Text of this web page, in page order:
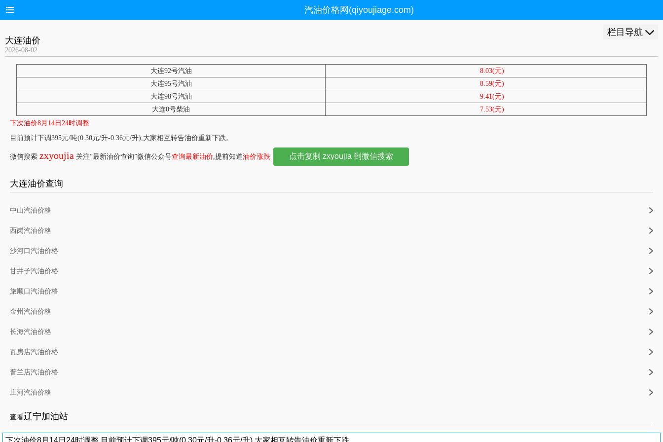
汽油价格网(qiyoujiage.com)
栏目导航
大连油价
2026-08-02
大连92号汽油
8.03(元)
大连95号汽油
8.59(元)
大连98号汽油
9.41(元)
大连0号柴油
7.53(元)
下次油价8月14日24时调整
目前预计下调395元/吨(0.30元/升-0.36元/升),大家相互转告油价重新下跌。
微信搜索 zxyoujia 关注“最新油价查询”微信公众号查询最新油价,提前知道油价涨跌 点击复制 zxyoujia 到微信搜索
大连油价查询
中山汽油价格
西岗汽油价格
沙河口汽油价格
甘井子汽油价格
旅顺口汽油价格
金州汽油价格
长海汽油价格
瓦房店汽油价格
普兰店汽油价格
庄河汽油价格
查看辽宁加油站
下次油价8月14日24时调整,目前预计下调395元/吨(0.30元/升-0.36元/升),大家相互转告油价重新下跌。